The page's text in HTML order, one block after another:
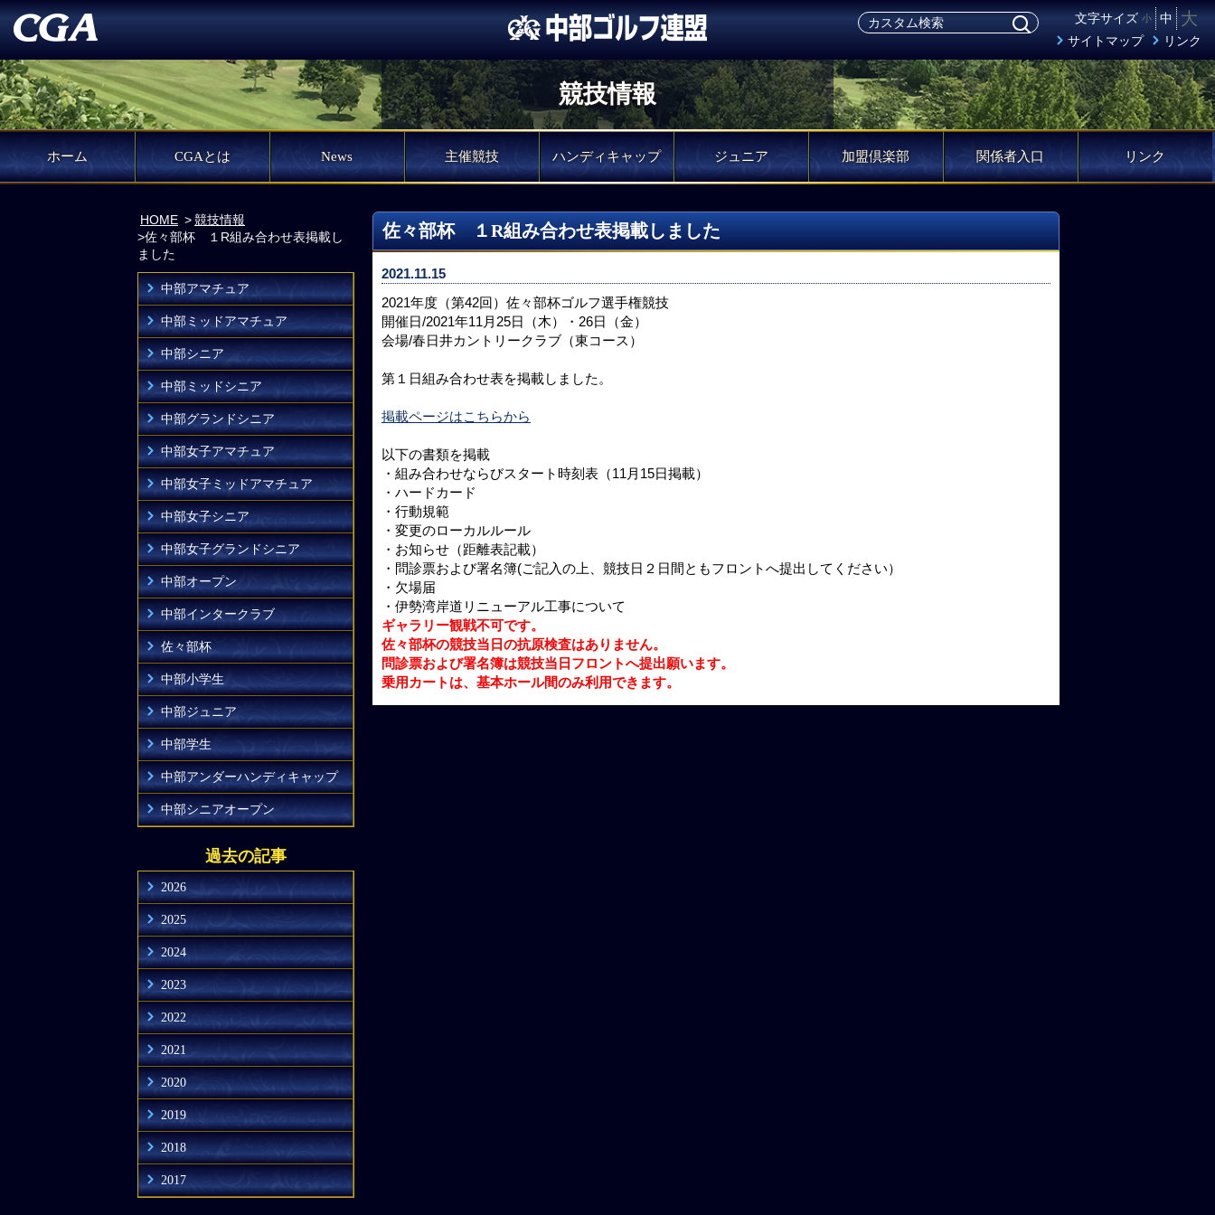
文字サイズ 小 中 大
サイトマップ リンク
競技情報
ホーム CGAとは News 主催競技 ハンディキャップ ジュニア 加盟倶楽部 関係者入口 リンク
HOME
競技情報
佐々部杯 １R組み合わせ表掲載し
ました
中部アマチュア
中部ミッドアマチュア
中部シニア
中部ミッドシニア
中部グランドシニア
中部女子アマチュア
中部女子ミッドアマチュア
中部女子シニア
中部女子グランドシニア
中部オープン
中部インタークラブ
佐々部杯
中部小学生
中部ジュニア
中部学生
中部アンダーハンディキャップ
中部シニアオープン
過去の記事
2026
2025
2024
2023
2022
2021
2020
2019
2018
2017
佐々部杯 １R組み合わせ表掲載しました
2021.11.15
2021年度（第42回）佐々部杯ゴルフ選手権競技
開催日/2021年11月25日（木）・26日（金）
会場/春日井カントリークラブ（東コース）
第１日組み合わせ表を掲載しました。
掲載ページはこちらから
以下の書類を掲載
・組み合わせならびスタート時刻表（11月15日掲載）
・ハードカード
・行動規範
・変更のローカルルール
・お知らせ（距離表記載）
・問診票および署名簿(ご記入の上、競技日２日間ともフロントへ提出してください）
・欠場届
・伊勢湾岸道リニューアル工事について
ギャラリー観戦不可です。
佐々部杯の競技当日の抗原検査はありません。
問診票および署名簿は競技当日フロントへ提出願います。
乗用カートは、基本ホール間のみ利用できます。